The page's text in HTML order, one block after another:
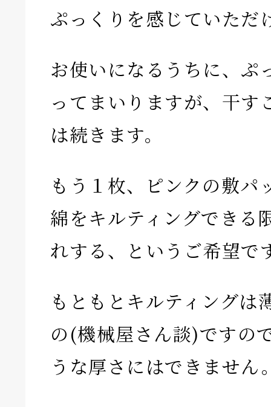
ぷっくりを感じていただ
お使いになるうちに、ぷ
ってまいりますが、干す
は続きます。
もう１枚、ピンクの敷パ
綿をキルティングできる
れする、というご希望で
もともとキルティングは
の(機械屋さん談)ですの
うな厚さにはできません